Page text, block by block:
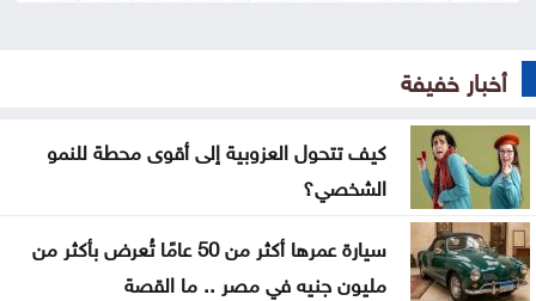
من كريم خان إلى بيدرو سانشيز… كلفة الوقوف مع
فلسطين
جون إسبوزيتو ومجتمعات الإسلام: أحد آخر النبلاء
دراسة حديثة: التحدث بأكثر من لغة يبطئ الشيخوخة
البيولوجية للدماغ
أخبار خفيفة
كيف تتحول العزوبية إلى أقوى محطة للنمو
الشخصي؟
سيارة عمرها أكثر من 50 عامًا تُعرض بأكثر من
مليون جنيه في مصر .. ما القصة